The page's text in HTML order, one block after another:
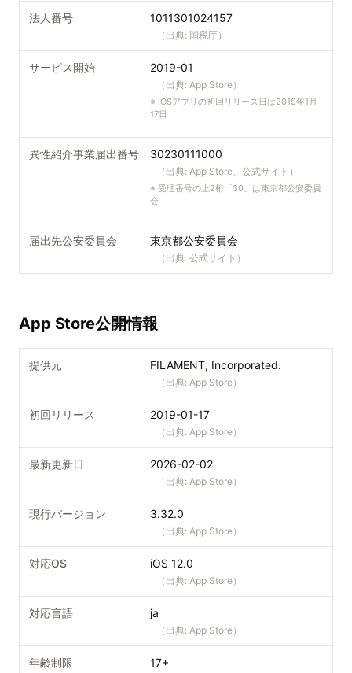
法人番号 1011301024157
（出典: 国税庁）
サービス開始 2019-01
（出典: App Store）
※ iOSアプリの初回リリース日は2019年1月
17日
異性紹介事業届出番号 30230111000
（出典: App Store、公式サイト ）
※ 受理番号の上2桁「30」は東京都公安委員
会
届出先公安委員会 東京都公安委員会
（出典: 公式サイト ）
App Store公開情報
提供元 FILAMENT, Incorporated.
（出典: App Store）
初回リリース 2019-01-17
（出典: App Store）
最新更新日 2026-02-02
（出典: App Store）
現行バージョン 3.32.0
（出典: App Store）
対応OS iOS 12.0
（出典: App Store）
対応言語 ja
（出典: App Store）
年齢制限 17+